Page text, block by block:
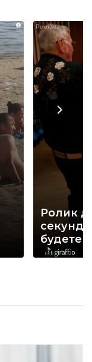
i
Ролик
секунд,
будете